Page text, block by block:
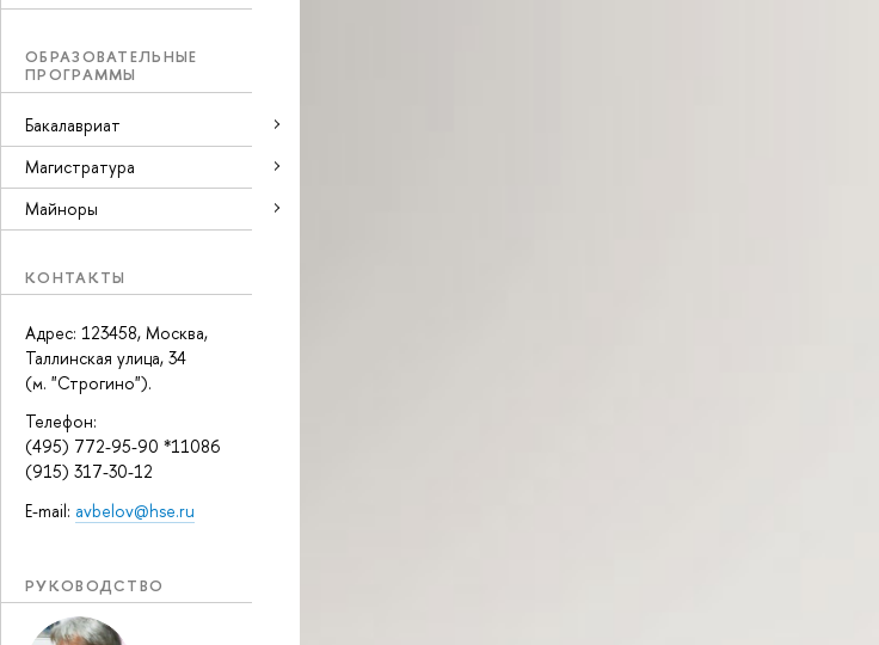
ОБРАЗОВАТЕЛЬНЫЕ
ПРОГРАММЫ
Бакалавриат
Магистратура
Майноры
КОНТАКТЫ
Адрес: 123458, Москва,
Таллинская улица, 34
(м. "Строгино").
Телефон:
(495) 772-95-90 *11086
(915) 317-30-12
E-mail: avbelov@hse.ru
РУКОВОДСТВО